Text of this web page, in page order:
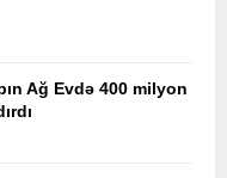
Ağ Evdə 400 milyon